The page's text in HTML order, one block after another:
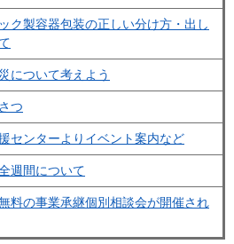
ク製容器包装の正しい分け方・出し
について考えよう
つ
センターよりイベント案内など
週間について
料の事業承継個別相談会が開催され